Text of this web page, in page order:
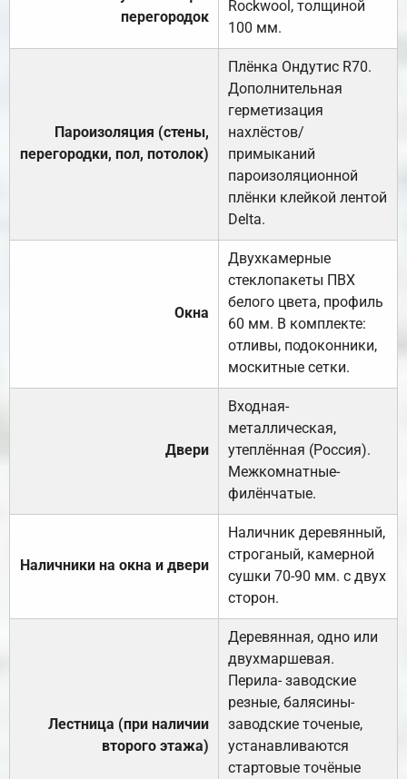
перегородок
Rockwool, толщиной
100 мм.
Пароизоляция (стены,
перегородки, пол, потолок)
Плёнка Ондутис R70.
Дополнительная
герметизация
нахлёстов/
примыканий
пароизоляционной
плёнки клейкой лентой
Delta.
Окна
Двухкамерные
стеклопакеты ПВХ
белого цвета, профиль
60 мм. В комплекте:
отливы, подоконники,
москитные сетки.
Двери
Входная-
металлическая,
утеплённая (Россия).
Межкомнатные-
филёнчатые.
Наличники на окна и двери
Наличник деревянный,
строганый, камерной
сушки 70-90 мм. с двух
сторон.
Лестница (при наличии
второго этажа)
Деревянная, одно или
двухмаршевая.
Перила- заводские
резные, балясины-
заводские точеные,
устанавливаются
стартовые точёные